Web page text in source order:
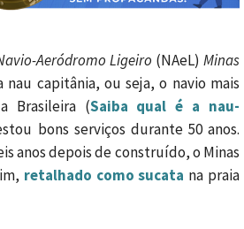
Aeródromo Ligeiro (NAeL)Minas
nau capitânia, ou seja, o navio mais
Brasileira (Saiba qual é a nau-
bons serviços durante 50 anos.
anos depois de construído, o Minas
retalhado como sucata na praia